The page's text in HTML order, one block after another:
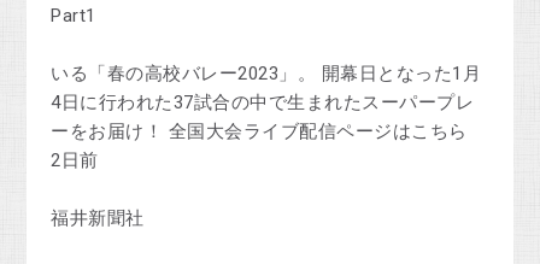
Part1
いる「春の高校バレー2023」。 開幕日となった1月
4日に行われた37試合の中で生まれたスーパープレ
ーをお届け！ 全国大会ライブ配信ページはこちら
2日前
福井新聞社